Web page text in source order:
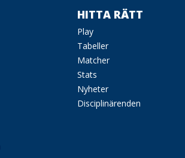
HITTA RÄTT
Play
Tabeller
Matcher
Stats
Nyheter
Disciplinärenden